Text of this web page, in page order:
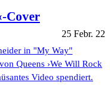
Cover
25 Febr. 22
in "My Way"
Queens ›We Will Rock
Video spendiert.